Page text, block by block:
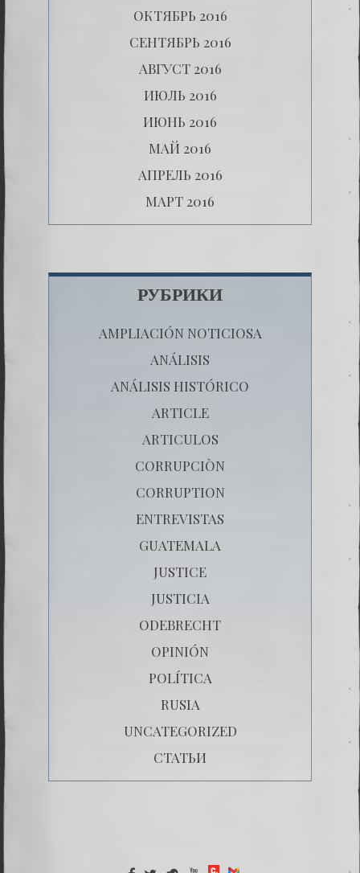
ОКТЯБРЬ 2016
СЕНТЯБРЬ 2016
АВГУСТ 2016
ИЮЛЬ 2016
ИЮНЬ 2016
МАЙ 2016
АПРЕЛЬ 2016
МАРТ 2016
РУБРИКИ
AMPLIACIÓN NOTICIOSA
ANÁLISIS
ANÁLISIS HISTÓRICO
ARTICLE
ARTICULOS
CORRUPCIÒN
CORRUPTION
ENTREVISTAS
GUATEMALA
JUSTICE
JUSTICIA
ODEBRECHT
OPINIÓN
POLÍTICA
RUSIA
UNCATEGORIZED
СТАТЬИ